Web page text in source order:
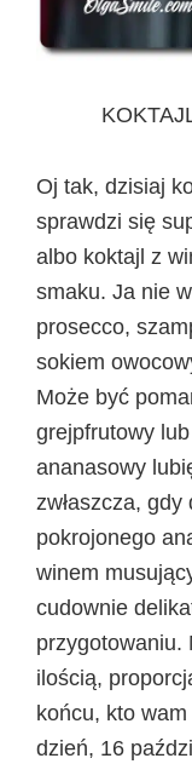
Oj tak, dzisiaj
sprawdzi się
albo koktajl z
smaku. Ja nie
prosecco,
sokiem
Może być
grejpfrutowy
ananasowy
zwłaszcza, gdy
pokrojonego
winem
cudownie
przygotowaniu.
ilością,
końcu, kto
dzień, 16